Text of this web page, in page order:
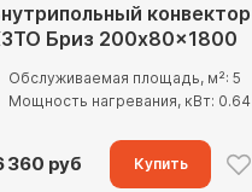
конвектор
Бриз 200x80x1800
Обслуживаемая площадь, м²: 5
Мощность нагревания, кВт: 0.64
360 руб Купить